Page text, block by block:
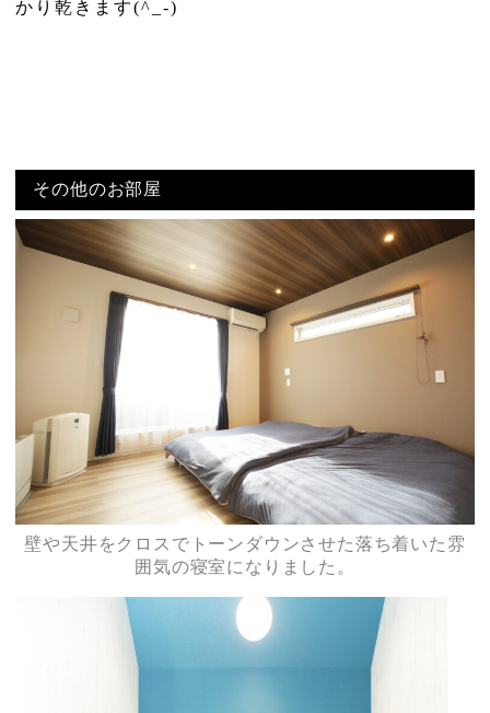
かり乾きます(^_-)
その他のお部屋
壁や天井をクロスでトーンダウンさせた落ち着いた雰
囲気の寝室になりました。